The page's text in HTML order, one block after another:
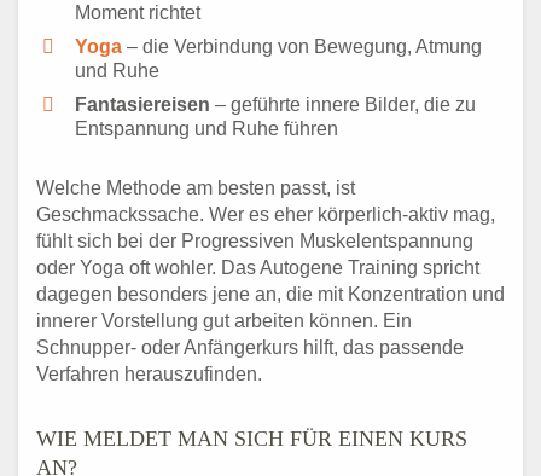
Moment richtet
Yoga – die Verbindung von Bewegung, Atmung
und Ruhe
Fantasiereisen – geführte innere Bilder, die zu
Entspannung und Ruhe führen
Welche Methode am besten passt, ist
Geschmackssache. Wer es eher körperlich-aktiv mag,
fühlt sich bei der Progressiven Muskelentspannung
oder Yoga oft wohler. Das Autogene Training spricht
dagegen besonders jene an, die mit Konzentration und
innerer Vorstellung gut arbeiten können. Ein
Schnupper- oder Anfängerkurs hilft, das passende
Verfahren herauszufinden.
WIE MELDET MAN SICH FÜR EINEN KURS
AN?